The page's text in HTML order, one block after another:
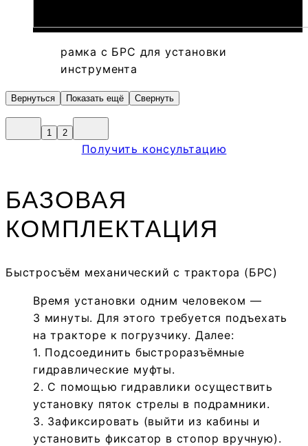
рамка с БРС для установки
инструмента
Вернуться Показать ещё Свернуть
1 2
Получить консультацию
БАЗОВАЯ
КОМПЛЕКТАЦИЯ
Быстросъём механический с трактора (БРС)
Время установки одним человеком —
3 минуты. Для этого требуется подъехать
на тракторе к погрузчику. Далее:
1. Подсоединить быстроразъёмные
гидравлические муфты.
2. С помощью гидравлики осуществить
установку пяток стрелы в подрамники.
3. Зафиксировать (выйти из кабины и
установить фиксатор в стопор вручную).